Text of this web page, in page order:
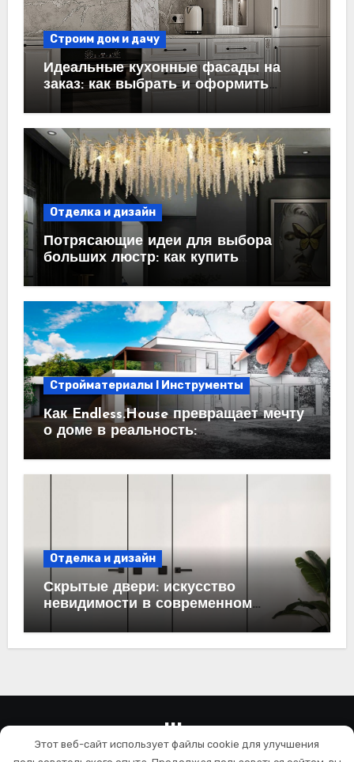
Строим дом и дачу
Идеальные кухонные фасады на
заказ: как выбрать и оформить
Отделка и дизайн
Потрясающие идеи для выбора
больших люстр: как купить
идеальный светильник
Стройматериалы l Инструменты
Как Endless.House превращает мечту
о доме в реальность:
проектирование под ключ
Отделка и дизайн
Скрытые двери: искусство
невидимости в современном
wallls.ru
Этот веб-сайт использует файлы cookie для улучшения